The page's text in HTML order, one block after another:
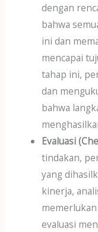
dengan
bahwa
ini dan
mencapai
tahap ini,
dan
bahwa
Evaluasi
tindakan,
yang
kinerja,
evaluasi